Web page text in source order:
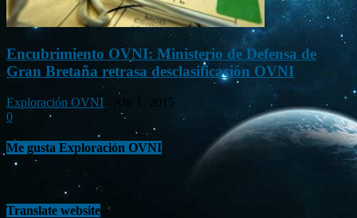
Encubrimiento OVNI: Ministerio de Defensa de
Gran Bretaña retrasa desclasificación OVNI
Exploración OVNI
Abr 1, 2015
0
Me gusta Exploración OVNI
Translate website